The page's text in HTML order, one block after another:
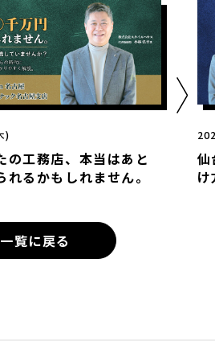
2026年8月21日(金)
仙台：工務店の9割が知らない融
け方
一覧に戻る